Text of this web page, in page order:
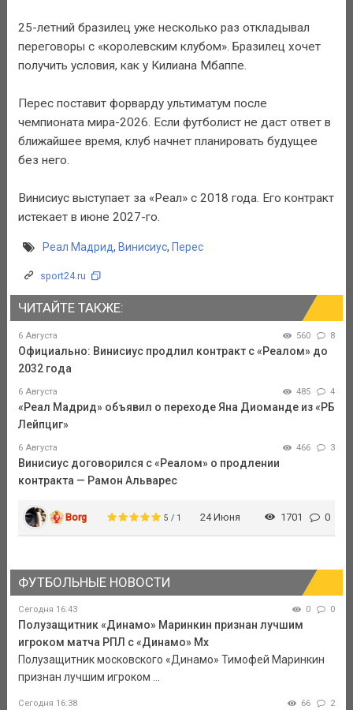
25-летний бразилец уже несколько раз откладывал
переговоры с «королевским клубом». Бразилец хочет
получить условия, как у Килиана Мбаппе.
Перес поставит форварду ультиматум после
чемпионата мира-2026. Если футболист не даст ответ в
ближайшее время, клуб начнет планировать будущее
без него.
Винисиус выступает за «Реал» с 2018 года. Его контракт
истекает в июне 2027-го.
Реал Мадрид, Винисиус, Перес
sport24.ru
ЧИТАЙТЕ ТАКЖЕ:
6 Августа 560 8
Официально: Винисиус продлил контракт с «Реалом» до
2032 года
6 Августа 485 4
«Реал Мадрид» объявил о переходе Яна Диоманде из «РБ
Лейпциг»
6 Августа 466 3
Винисиус договорился с «Реалом» о продлении
контракта — Рамон Альварес
Borg 5 / 1 24 Июня 1701 0
ФУТБОЛЬНЫЕ НОВОСТИ
Сегодня 16:43 0 0
Полузащитник «Динамо» Маринкин признан лучшим
игроком матча РПЛ с «Динамо» Мх
Полузащитник московского «Динамо» Тимофей Маринкин
признан лучшим игроком ...
Сегодня 16:38 66 2